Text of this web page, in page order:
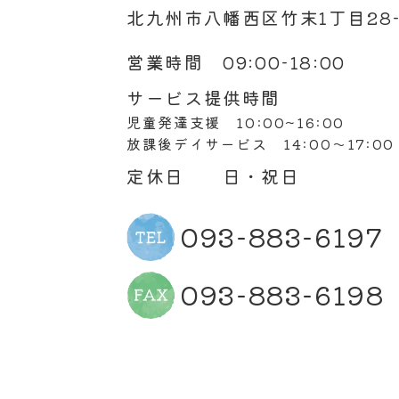
北九州市八幡西区竹末1丁目
営業時間 09:00-18:00
サービス提供時間
児童発達支援 10:00~16:00
放課後デイサービス 14:00～17:00
定休日 日・祝日
093-883-6197
093-883-6198